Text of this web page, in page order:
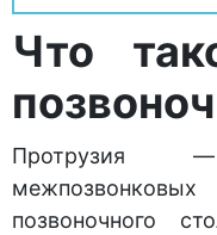
Что
Протрузия
позвоночного